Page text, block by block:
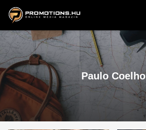
ZENE, FILM & KULT
Paulo Coelho